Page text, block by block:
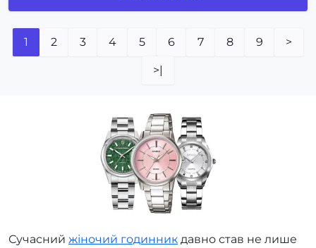
1 2 3 4 5 6 7 8 9 >
>|
Сучасний жіночий годинник давно став не лише